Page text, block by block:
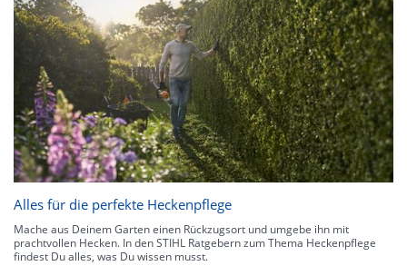
Alles für die perfekte Heckenpflege
Mache aus Deinem Garten einen Rückzugsort und umgebe ihn mit
prachtvollen Hecken. In den STIHL Ratgebern zum Thema Heckenpflege
findest Du alles, was Du wissen musst.